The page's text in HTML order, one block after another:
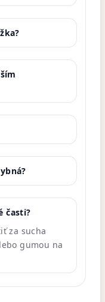
časti?
za sucha
gumou na